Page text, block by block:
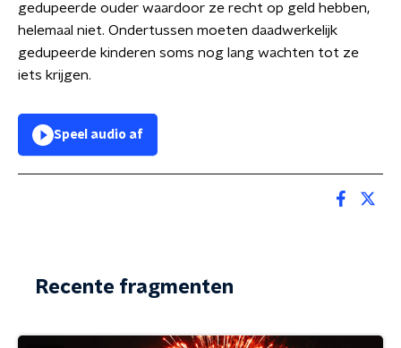
gedupeerde ouder waardoor ze recht op geld hebben,
helemaal niet. Ondertussen moeten daadwerkelijk
gedupeerde kinderen soms nog lang wachten tot ze
iets krijgen.
Speel audio af
Recente fragmenten